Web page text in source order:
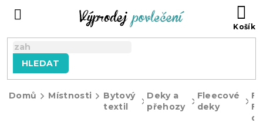
HLEDAT
Domů Místnosti
Bytový
textil
Deky a
přehozy
Fleecové
deky